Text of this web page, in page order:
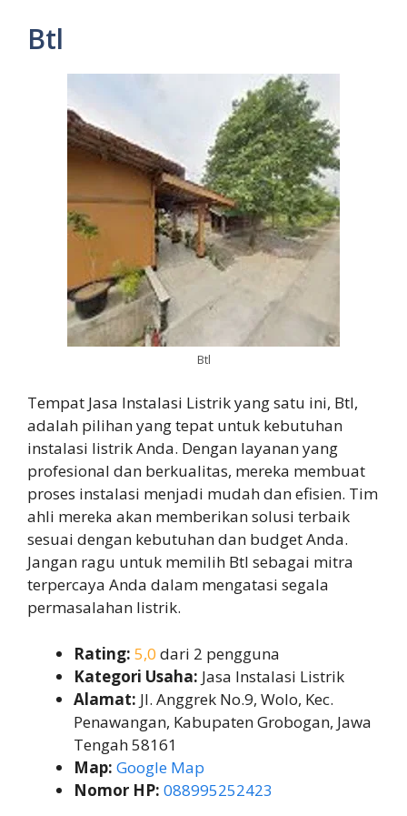
Btl
Btl
Tempat Jasa Instalasi Listrik yang satu ini, Btl,
adalah pilihan yang tepat untuk kebutuhan
instalasi listrik Anda. Dengan layanan yang
profesional dan berkualitas, mereka membuat
proses instalasi menjadi mudah dan efisien. Tim
ahli mereka akan memberikan solusi terbaik
sesuai dengan kebutuhan dan budget Anda.
Jangan ragu untuk memilih Btl sebagai mitra
terpercaya Anda dalam mengatasi segala
permasalahan listrik.
Rating: 5,0 dari 2 pengguna
Kategori Usaha: Jasa Instalasi Listrik
Alamat: Jl. Anggrek No.9, Wolo, Kec.
Penawangan, Kabupaten Grobogan, Jawa
Tengah 58161
Map: Google Map
Nomor HP: 088995252423